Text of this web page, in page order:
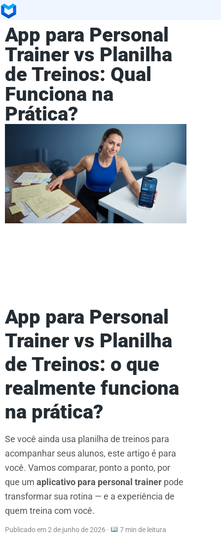
App para Personal
Trainer vs Planilha
de Treinos: Qual
Funciona na
Prática?
App para Personal
Trainer vs Planilha
de Treinos: o que
realmente funciona
na prática?
Se você ainda usa planilha de treinos para
acompanhar seus alunos, este artigo é para
você. Vamos comparar, ponto a ponto, por
que um aplicativo para personal trainer pode
transformar sua rotina — e a experiência de
quem treina com você.
Publicado em 2 de junho de 2026 · 7 min de leitura